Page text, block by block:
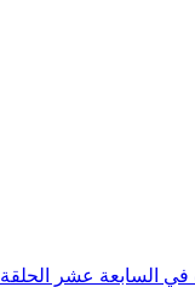
عشر الحلقة 1 الأولى